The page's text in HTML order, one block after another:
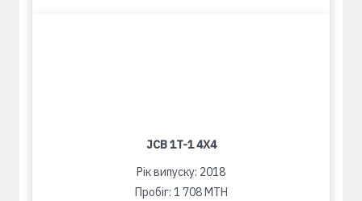
JCB 1T-1 4X4
Рік випуску: 2018
Пробіг: 1 708 MTH